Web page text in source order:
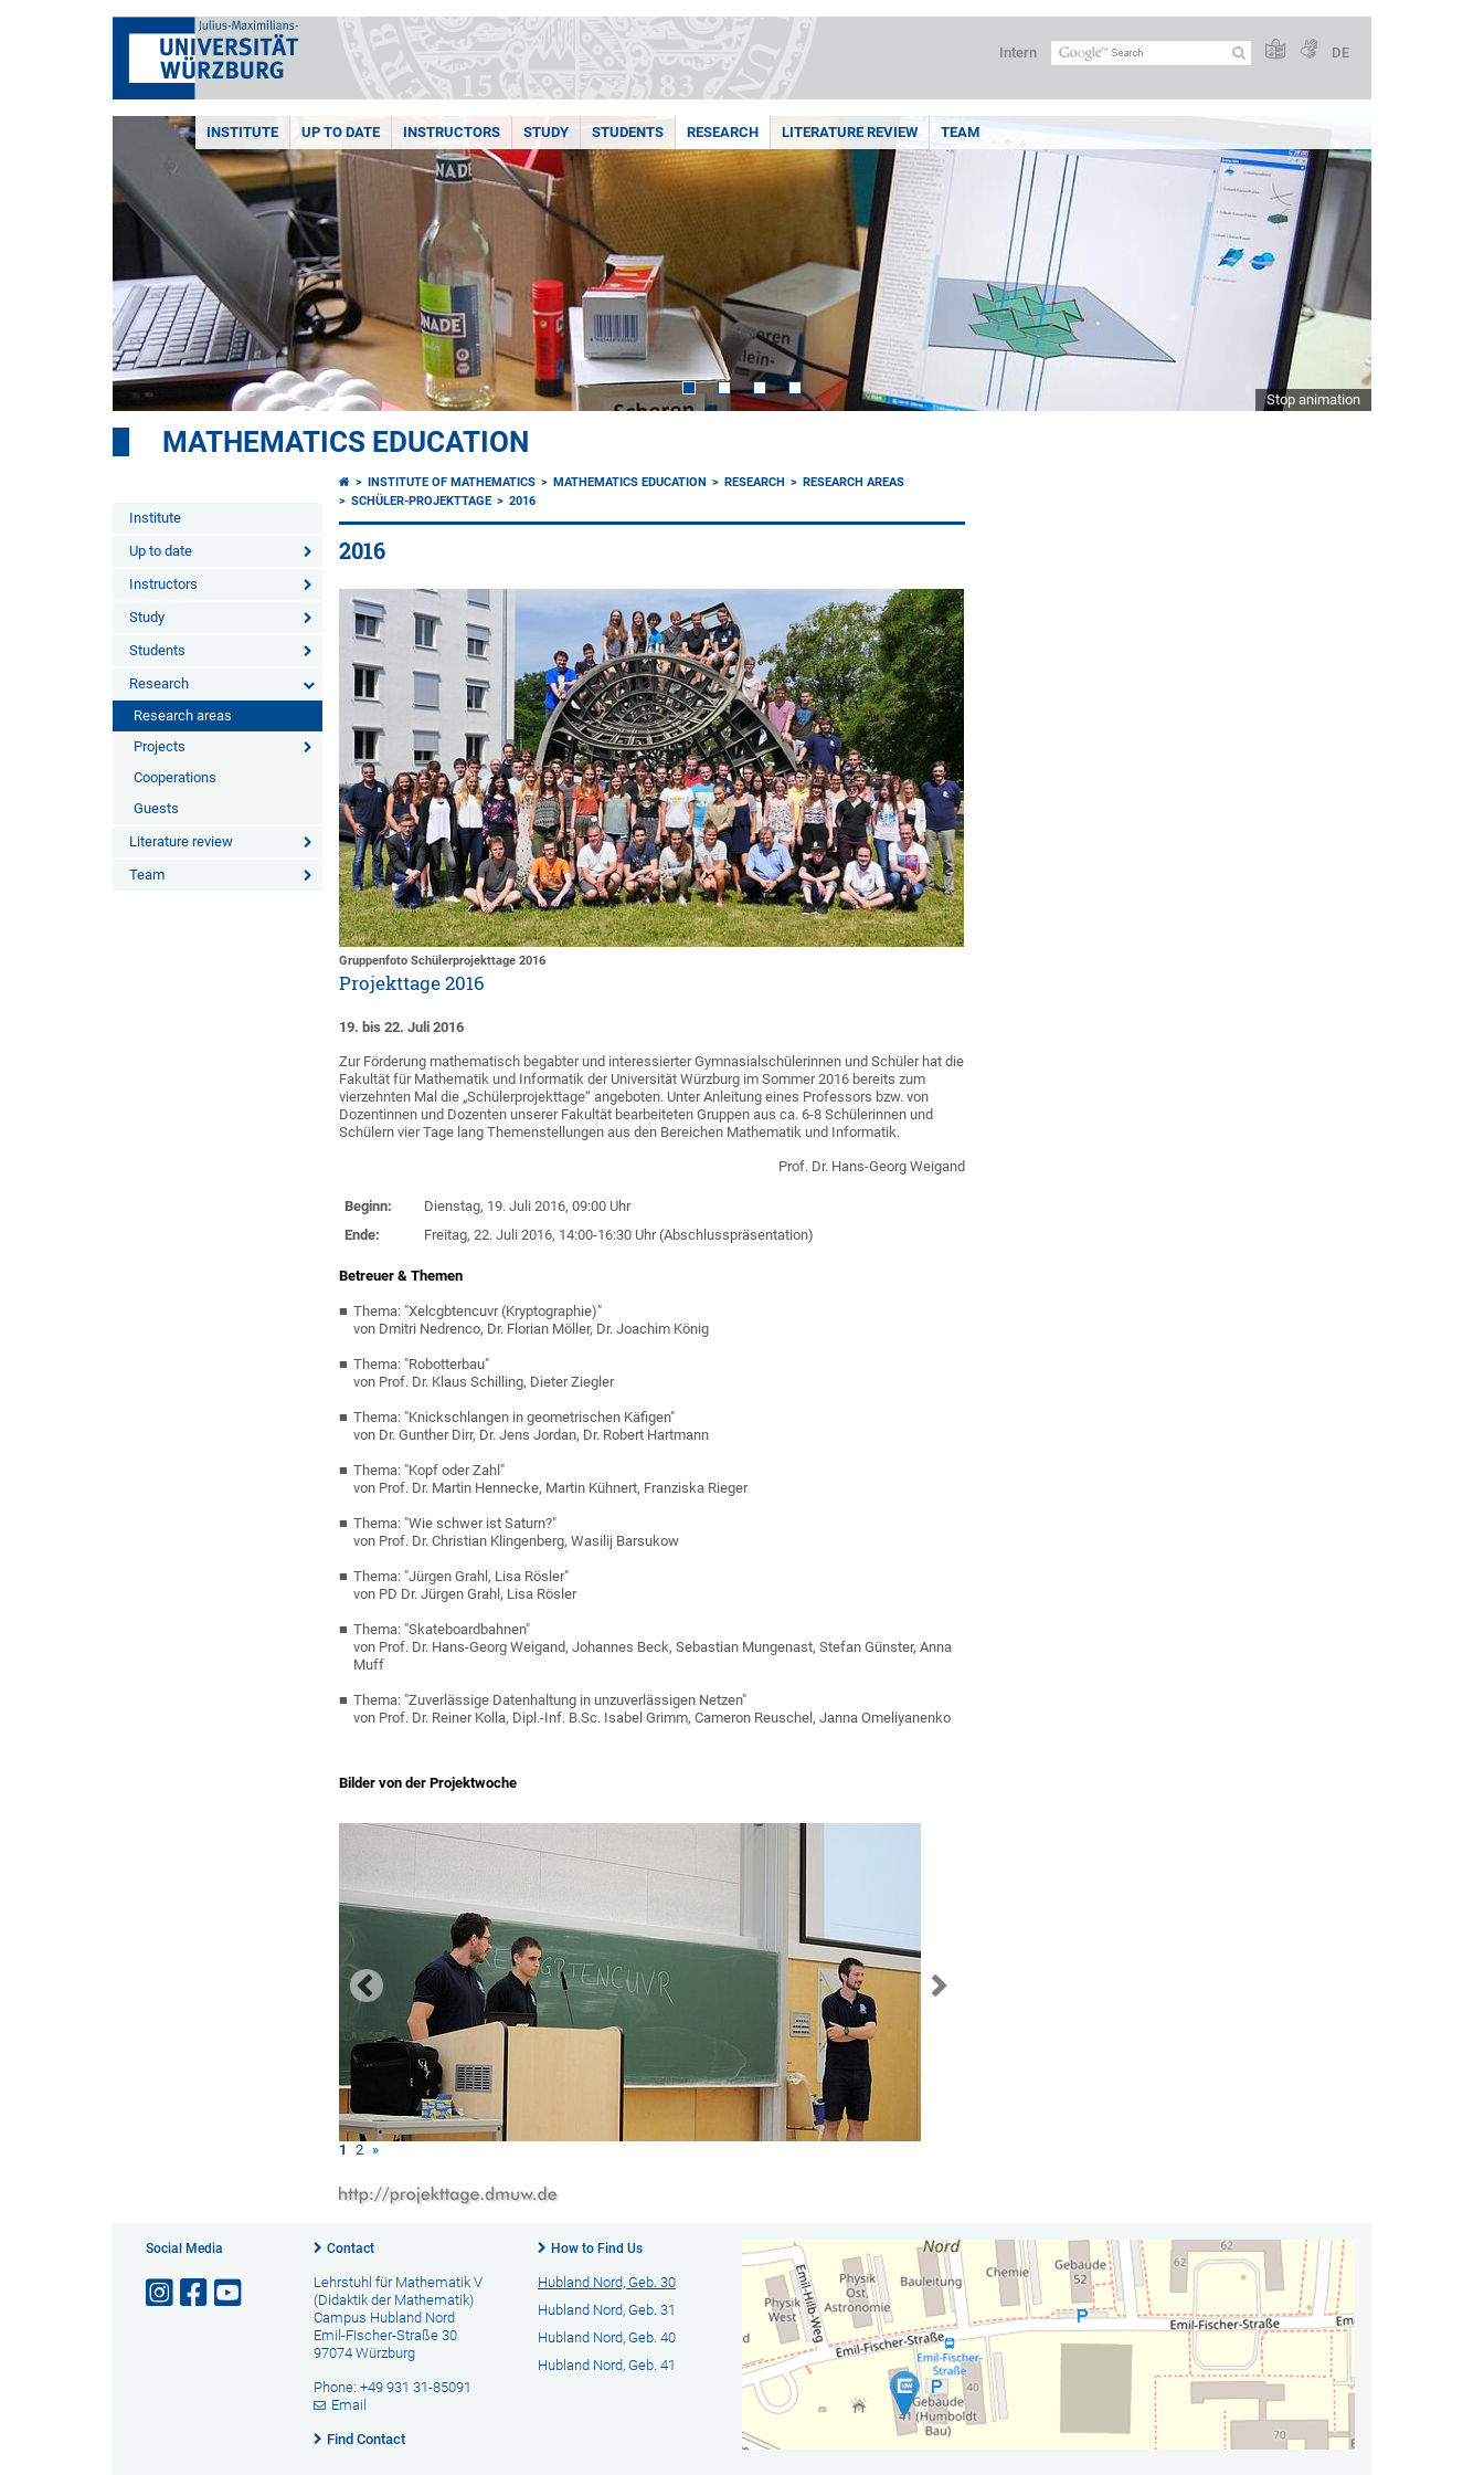
Intern DE
INSTITUTE UP TO DATE INSTRUCTORS STUDY STUDENTS RESEARCH LITERATURE REVIEW TEAM
Stop animation
MATHEMATICS EDUCATION
Institute
Up to date
Instructors
Study
Students
Research
Research areas
Projects
Cooperations
Guests
Literature review
Team
INSTITUTE OF MATHEMATICS MATHEMATICS EDUCATION RESEARCH
RESEARCH AREAS
SCHÜLER-PROJEKTTAGE
2016
2016
Gruppenfoto Schülerprojekttage 2016
Projekttage 2016
19. bis 22. Juli 2016
Zur Förderung mathematisch begabter und interessierter Gymnasialschülerinnen und Schüler hat die
Fakultät für Mathematik und Informatik der Universität Würzburg im Sommer 2016 bereits zum
vierzehnten Mal die „Schülerprojekttage“ angeboten. Unter Anleitung eines Professors bzw. von
Dozentinnen und Dozenten unserer Fakultät bearbeiteten Gruppen aus ca. 6-8 Schülerinnen und
Schülern vier Tage lang Themenstellungen aus den Bereichen Mathematik und Informatik.
Prof. Dr. Hans-Georg Weigand
Beginn:
Dienstag, 19. Juli 2016, 09:00 Uhr
Ende:
Freitag, 22. Juli 2016, 14:00-16:30 Uhr (Abschlusspräsentation)
Betreuer & Themen
Thema: "Xelcgbtencuvr (Kryptographie)"
von Dmitri Nedrenco, Dr. Florian Möller, Dr. Joachim König
Thema: "Robotterbau"
von Prof. Dr. Klaus Schilling, Dieter Ziegler
Thema: "Knickschlangen in geometrischen Käfigen"
von Dr. Gunther Dirr, Dr. Jens Jordan, Dr. Robert Hartmann
Thema: "Kopf oder Zahl"
von Prof. Dr. Martin Hennecke, Martin Kühnert, Franziska Rieger
Thema: "Wie schwer ist Saturn?"
von Prof. Dr. Christian Klingenberg, Wasilij Barsukow
Thema: "Jürgen Grahl, Lisa Rösler"
von PD Dr. Jürgen Grahl, Lisa Rösler
Thema: "Skateboardbahnen"
von Prof. Dr. Hans-Georg Weigand, Johannes Beck, Sebastian Mungenast, Stefan Günster, Anna
Muff
Thema: "Zuverlässige Datenhaltung in unzuverlässigen Netzen"
von Prof. Dr. Reiner Kolla, Dipl.-Inf. B.Sc. Isabel Grimm, Cameron Reuschel, Janna Omeliyanenko
Bilder von der Projektwoche
1 2 »
Social Media Contact
Lehrstuhl für Mathematik V
(Didaktik der Mathematik)
Campus Hubland Nord
Emil-Fischer-Straße 30
97074 Würzburg
Phone: +49 931 31-85091
Email
Find Contact
How to Find Us
Hubland Nord, Geb. 30
Hubland Nord, Geb. 31
Hubland Nord, Geb. 40
Hubland Nord, Geb. 41